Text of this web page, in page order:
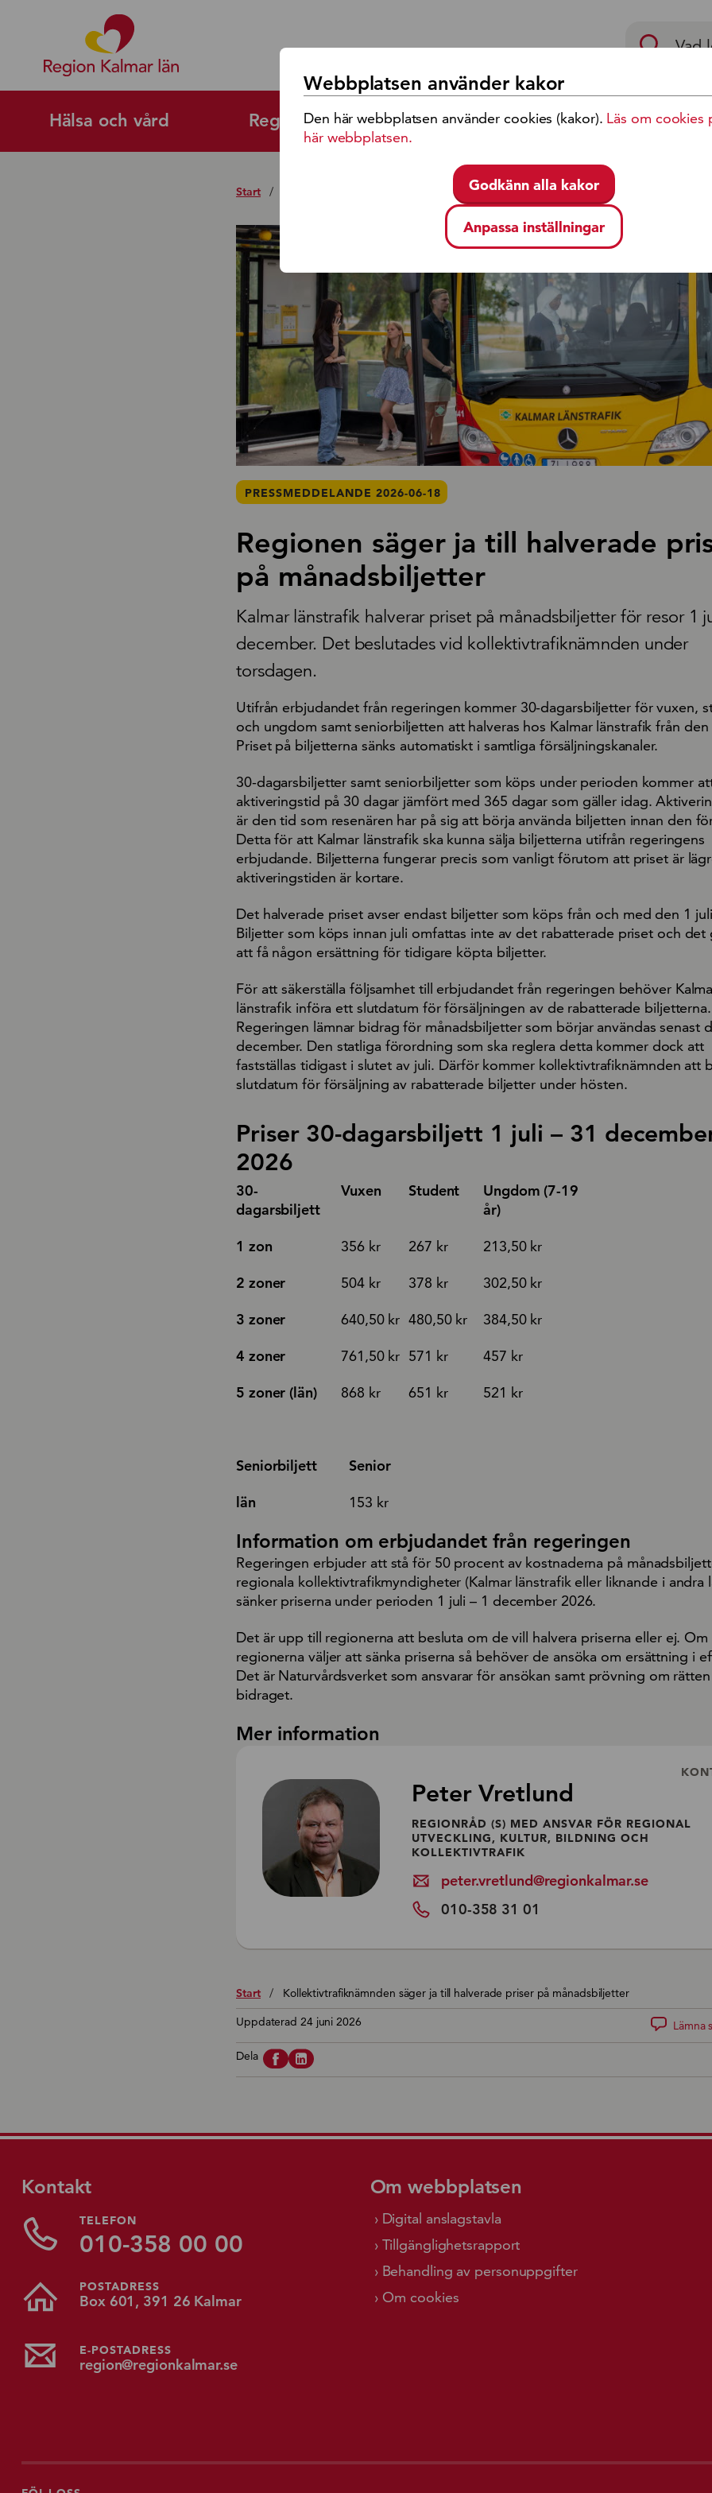
Hälsa och vård Regional utveckling Jobb och karriär
Start / Kollektivtrafiknämnden säger ja till halverade priser på månadsbiljetter
PRESSMEDDELANDE 2026-06-18
Regionen säger ja till halverade
på månadsbiljetter
Kalmar länstrafik halverar priset på månadsbiljetter för resor 1
december. Det beslutades vid kollektivtrafiknämnden under
torsdagen.
Utifrån erbjudandet från regeringen kommer 30-dagarsbiljetter för vuxen,
och ungdom samt seniorbiljetten att halveras hos Kalmar länstrafik från
Priset på biljetterna sänks automatiskt i samtliga försäljningskanaler.
30-dagarsbiljetter samt seniorbiljetter som köps under perioden kommer
aktiveringstid på 30 dagar jämfört med 365 dagar som gäller idag.
är den tid som resenären har på sig att börja använda biljetten innan den
Detta för att Kalmar länstrafik ska kunna sälja biljetterna utifrån regeringens
erbjudande. Biljetterna fungerar precis som vanligt förutom att priset är
aktiveringstiden är kortare.
Det halverade priset avser endast biljetter som köps från och med den 1
Biljetter som köps innan juli omfattas inte av det rabatterade priset och det
att få någon ersättning för tidigare köpta biljetter.
För att säkerställa följsamhet till erbjudandet från regeringen behöver
länstrafik införa ett slutdatum för försäljningen av de rabatterade biljetterna.
Regeringen lämnar bidrag för månadsbiljetter som börjar användas senast
december. Den statliga förordning som ska reglera detta kommer dock att
fastställas tidigast i slutet av juli. Därför kommer kollektivtrafiknämnden att
slutdatum för försäljning av rabatterade biljetter under hösten.
Priser 30-dagarsbiljett 1 juli – 31
2026
30-
dagarsbiljett
Vuxen Student
Ungdom (7-19
år)
1 zon
356 kr 267 kr
213,50 kr
2 zoner
504 kr 378 kr
302,50 kr
3 zoner
640,50 kr 480,50 kr
384,50 kr
4 zoner
761,50 kr 571 kr
457 kr
5 zoner (län)
868 kr 651 kr 521 kr
Seniorbiljett
Senior
län
153 kr
Information om erbjudandet från regeringen
Regeringen erbjuder att stå för 50 procent av kostnaderna på
regionala kollektivtrafikmyndigheter (Kalmar länstrafik eller liknande i andra
sänker priserna under perioden 1 juli – 1 december 2026.
Det är upp till regionerna att besluta om de vill halvera priserna eller ej. Om
regionerna väljer att sänka priserna så behöver de ansöka om ersättning i
Det är Naturvårdsverket som ansvarar för ansökan samt prövning om
bidraget.
Mer information
Peter Vretlund
REGIONRÅD (S) MED ANSVAR FÖR REGIONAL
UTVECKLING, KULTUR, BILDNING OCH
KOLLEKTIVTRAFIK
peter.vretlund@regionkalmar.se
010-358 31 01
Start /
Kollektivtrafiknämnden säger ja till halverade priser på månadsbiljetter
Uppdaterad 24 juni 2026
Lämna
Dela
Kontakt
TELEFON
010-358 00 00
POSTADRESS
Box 601, 391 26 Kalmar
E-POSTADRESS
region@regionkalmar.se
Om webbplatsen
Digital anslagstavla
Tillgänglighetsrapport
Behandling av personuppgifter
Om cookies
Webbplatsen använder kakor
Den här webbplatsen använder cookies (kakor). Läs om cookies
här webbplatsen.
Godkänn alla kakor
Anpassa inställningar